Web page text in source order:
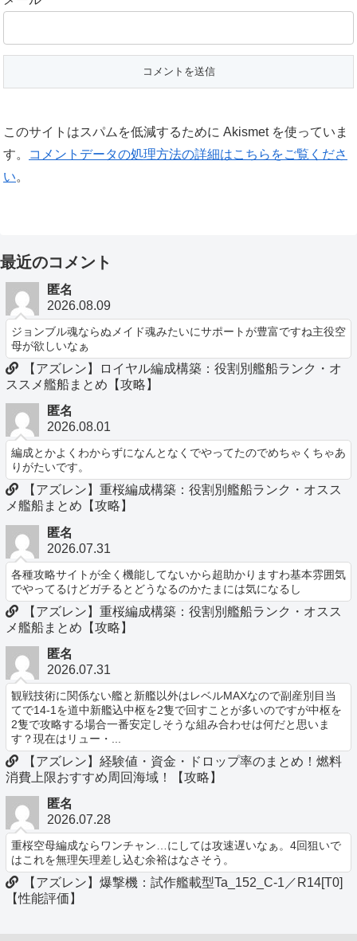
このサイトはスパムを低減するために Akismet を使っていま
す。
コメントデータの処理方法の詳細はこちらをご覧くださ
い。
最近のコメント
匿名
2026.08.09
ジョンブル魂ならぬメイド魂みたいにサポートが豊富ですね主役空
母が欲しいなぁ
【アズレン】ロイヤル編成構築：役割別艦船ランク・オ
ススメ艦船まとめ【攻略】
匿名
2026.08.01
編成とかよくわからずになんとなくでやってたのでめちゃくちゃあ
りがたいです。
【アズレン】重桜編成構築：役割別艦船ランク・オスス
メ艦船まとめ【攻略】
匿名
2026.07.31
各種攻略サイトが全く機能してないから超助かりますわ基本雰囲気
でやってるけどガチるとどうなるのかたまには気になるし
【アズレン】重桜編成構築：役割別艦船ランク・オスス
メ艦船まとめ【攻略】
匿名
2026.07.31
観戦技術に関係ない艦と新艦以外はレベルMAXなので副産別目当
てで14-1を道中新艦込中枢を2隻で回すことが多いのですが中枢を
2隻で攻略する場合一番安定しそうな組み合わせは何だと思いま
す？現在はリュー・...
【アズレン】経験値・資金・ドロップ率のまとめ！燃料
消費上限おすすめ周回海域！【攻略】
匿名
2026.07.28
重桜空母編成ならワンチャン…にしては攻速遅いなぁ。4回狙いで
はこれを無理矢理差し込む余裕はなさそう。
【アズレン】爆撃機：試作艦載型Ta_152_C-1／R14[T0]
【性能評価】